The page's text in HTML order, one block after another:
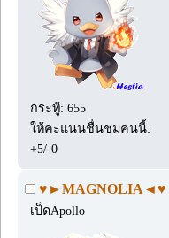
กระทู้: 655
ให้คะแนนชื่นชมคนนี้:
+5/-0
♥►MAGNOLIA◄♥
เป็ดApollo